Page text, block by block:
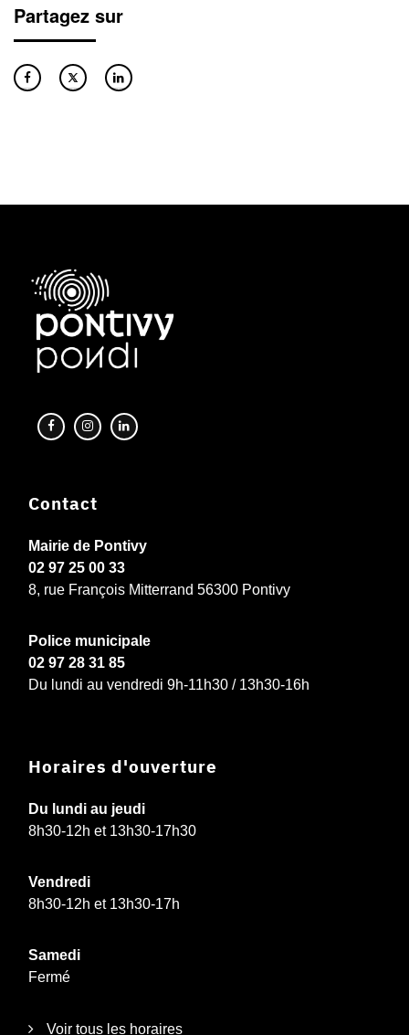
Partagez sur
Contact
Mairie de Pontivy
02 97 25 00 33
8, rue François Mitterrand 56300 Pontivy
Police municipale
02 97 28 31 85
Du lundi au vendredi 9h-11h30 / 13h30-16h
Horaires d'ouverture
Du lundi au jeudi
8h30-12h et 13h30-17h30
Vendredi
8h30-12h et 13h30-17h
Samedi
Fermé
Voir tous les horaires